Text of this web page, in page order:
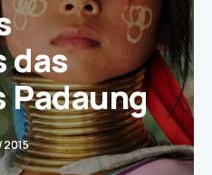
das
Padaung